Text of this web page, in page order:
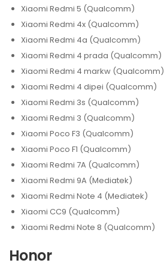
Xiaomi Redmi 5 (Qualcomm)
Xiaomi Redmi 4x (Qualcomm)
Xiaomi Redmi 4a (Qualcomm)
Xiaomi Redmi 4 prada (Qualcomm)
Xiaomi Redmi 4 markw (Qualcomm)
Xiaomi Redmi 4 dipei (Qualcomm)
Xiaomi Redmi 3s (Qualcomm)
Xiaomi Redmi 3 (Qualcomm)
Xiaomi Poco F3 (Qualcomm)
Xiaomi Poco F1 (Qualcomm)
Xiaomi Redmi 7A (Qualcomm)
Xiaomi Redmi 9A (Mediatek)
Xiaomi Redmi Note 4 (Mediatek)
Xiaomi CC9 (Qualcomm)
Xiaomi Redmi Note 8 (Qualcomm)
Honor